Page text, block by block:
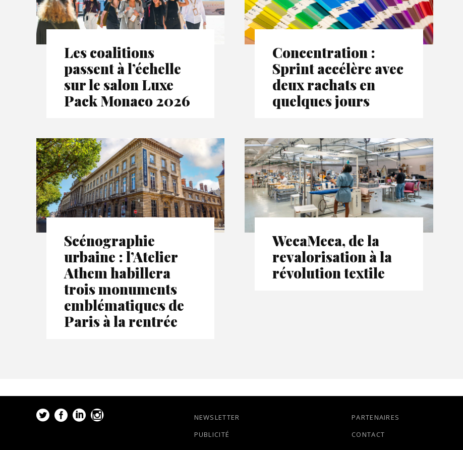
Les coalitions
passent à l’échelle
sur le salon Luxe
Pack Monaco 2026
Concentration :
Sprint accélère avec
deux rachats en
quelques jours
Scénographie
urbaine : l’Atelier
Athem habillera
trois monuments
emblématiques de
Paris à la rentrée
WecaMeca, de la
revalorisation à la
révolution textile
NEWSLETTER
PUBLICITÉ
PARTENAIRES
CONTACT